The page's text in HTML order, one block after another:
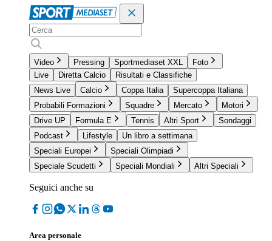
Video Pressing Sportmediaset XXL
Foto
Live
Diretta Calcio
Risultati e Classifiche
News Live
Calcio Coppa Italia
Supercoppa Italiana
Probabili Formazioni
Squadre Mercato
Motori
Drive UP
Formula E Tennis Altri Sport
Sondaggi
Podcast
Lifestyle
Un libro a settimana
Speciali Europei
Speciali Olimpiadi
Speciale Scudetti
Speciali Mondiali Altri Speciali
Seguici anche su
Area personale